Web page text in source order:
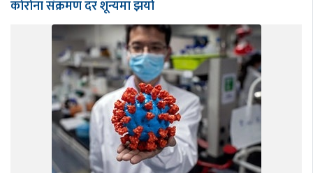
कोरोना संक्रमण दर शून्यमा झर्यो